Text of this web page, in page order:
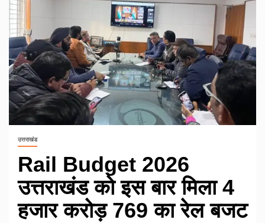
उत्तराखंड
Rail Budget 2026
उत्तराखंड को इस बार मिला 4
हजार करोड़ 769 का रेल बजट